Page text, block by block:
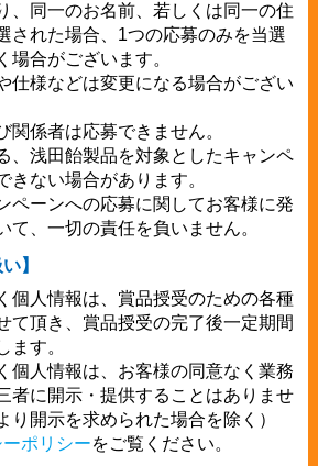
、同一のお名前、若しくは同一の住
された場合、1つの応募のみを当選
場合がございます。
仕様などは変更になる場合がござい
関係者は応募できません。
、浅田飴製品を対象としたキャンペ
きない場合があります。
ペーンへの応募に関してお客様に発
て、一切の責任を負いません。
】
個人情報は、賞品授受のための各種
て頂き、賞品授受の完了後一定期間
ます。
個人情報は、お客様の同意なく業務
者に開示・提供することはありませ
り開示を求められた場合を除く）
ポリシーをご覧ください。